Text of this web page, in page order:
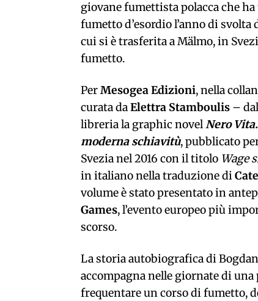
giovane fumettista polacca che
fumetto d’esordio l’anno di svolta
cui si è trasferita a Mälmo, in
fumetto.
PerMesogea Edizioni, nella
curata daElettra Stamboulis –
libreria la graphic novelNero
moderna schiavitù, pubblicato
Svezia nel 2016 con il titolo Wage
in italiano nella traduzione di
volume è stato presentato in
Games, l’evento europeo più
scorso.
La storia autobiografica di
accompagna nelle giornate di
frequentare un corso di fumetto,